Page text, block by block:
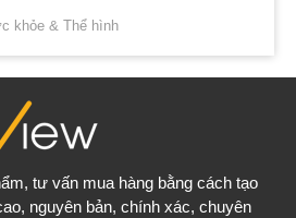
khỏe & Thể hình
tư vấn mua hàng bằng cách tạo
nguyên bản, chính xác, chuyên